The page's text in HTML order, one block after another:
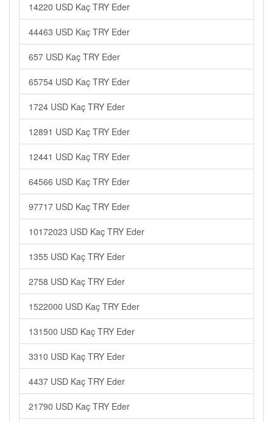
14220 USD Kaç TRY Eder
44463 USD Kaç TRY Eder
657 USD Kaç TRY Eder
65754 USD Kaç TRY Eder
1724 USD Kaç TRY Eder
12891 USD Kaç TRY Eder
12441 USD Kaç TRY Eder
64566 USD Kaç TRY Eder
97717 USD Kaç TRY Eder
10172023 USD Kaç TRY Eder
1355 USD Kaç TRY Eder
2758 USD Kaç TRY Eder
1522000 USD Kaç TRY Eder
131500 USD Kaç TRY Eder
3310 USD Kaç TRY Eder
4437 USD Kaç TRY Eder
21790 USD Kaç TRY Eder